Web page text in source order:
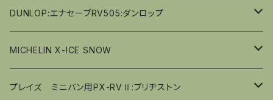
18ｲﾝﾁ
19ｲﾝﾁ
20ｲﾝﾁ
偏平率（％）65
偏平率（％）65
偏平率（％）60
１６ｲﾝﾁ
偏平率（％）65
偏平率（％）60
１７ｲﾝﾁ
偏平率（％）55
１８ｲﾝﾁ
17ｲﾝﾁ
18ｲﾝﾁ
65ｼﾘｰｽﾞ
60ｼﾘｰｽﾞ
16ｲﾝﾁ
65ｼﾘｰｽﾞ
60ｼｰｽﾞ
17ｲﾝﾁ
60ｼﾘｰｽﾞ
18ｲﾝﾁ
14ｲﾝﾁ
偏平率（％）65
15ｲﾝﾁ
偏平率（％）65
16ｲﾝﾁ
DUNLOP:エナセーブRV505:ダンロップ
１４ｲﾝﾁ
偏平率（％）65
１５ｲﾝﾁ
MICHELIN X-ICE SNOW
14ｲﾝﾁ
プレイズ ミニバン用PX-RVⅡ:ブリヂストン